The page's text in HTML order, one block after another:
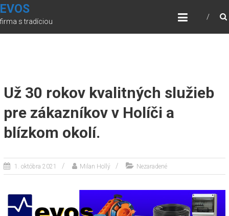
Skip
to
EVOS
firma s tradíciou
?>
Už 30 rokov kvalitných služieb
pre zákazníkov v Holíči a
blízkom okolí.
1. októbra 2021 Milan Hollý Nezaradené